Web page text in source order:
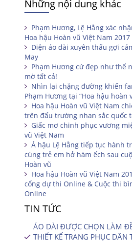
Những nội dung khác
Phạm Hương, Lệ Hằng xác
Hoa hậu Hoàn vũ Việt Nam 2017
Diện áo dài xuyên thấu gợi
May
Phạm Hương cứ đẹp như thế
mờ tất cả!
Nhìn lại chặng đường khiến
Phạm Hương tại “Hoa hậu hoàn
Hoa hậu Hoàn vũ Việt Nam
trên đấu trường nhan sắc quốc
Giấc mơ chinh phục vương
vũ Việt Nam
Á hậu Lệ Hằng tiếp tục hành
cùng trẻ em hở hàm ếch sau
Hoàn vũ
Hoa hậu Hoàn vũ Việt Nam
cổng dự thi Online & Cuộc thi
Online
TIN TỨC
ÁO DÀI ĐƯỢC CHỌN LÀM
THIẾT KẾ TRANG PHỤC DÂN